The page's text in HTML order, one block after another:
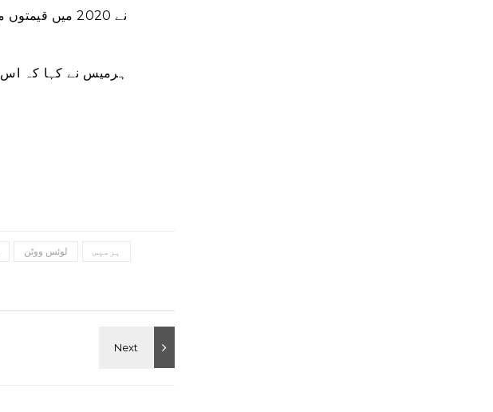
لوئس ووٹن ہرمیس